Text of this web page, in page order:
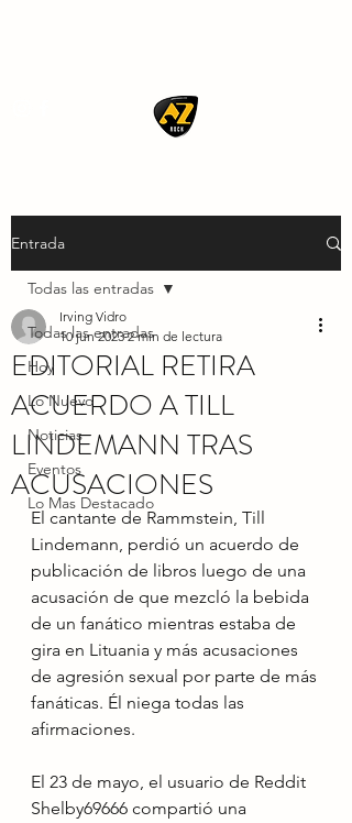
Entrada
Todas las entradas
Hoy
Lo Nuevo
Noticias
Eventos
Lo Mas Destacado
Todas las entradas
EDITORIAL RETIRA
ACUERDO A TILL
LINDEMANN TRAS
ACUSACIONES
Irving Vidro
10 jun 2023 2 min de lectura
El cantante de Rammstein, Till
Lindemann, perdió un acuerdo de
publicación de libros luego de una
acusación de que mezcló la bebida
de un fanático mientras estaba de
gira en Lituania y más acusaciones
de agresión sexual por parte de más
fanáticas. Él niega todas las
afirmaciones.
El 23 de mayo, el usuario de Reddit
Shelby69666 compartió una